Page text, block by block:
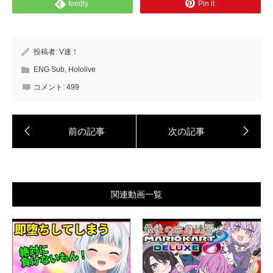
feedly Pin it
投稿者: V速！
ENG Sub Hololive
コメント: 499
関連動画一覧